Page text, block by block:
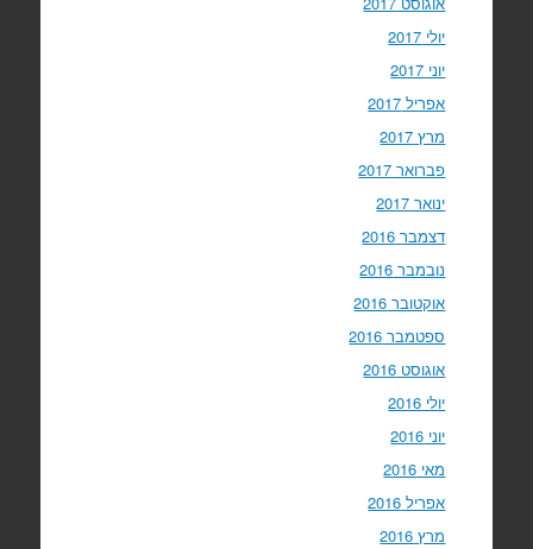
יולי 2017
יוני 2017
אפריל 2017
מרץ 2017
פברואר 2017
ינואר 2017
דצמבר 2016
נובמבר 2016
אוקטובר 2016
ספטמבר 2016
אוגוסט 2016
יולי 2016
יוני 2016
מאי 2016
אפריל 2016
מרץ 2016